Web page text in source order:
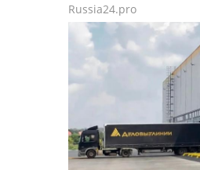
Russia24.pro